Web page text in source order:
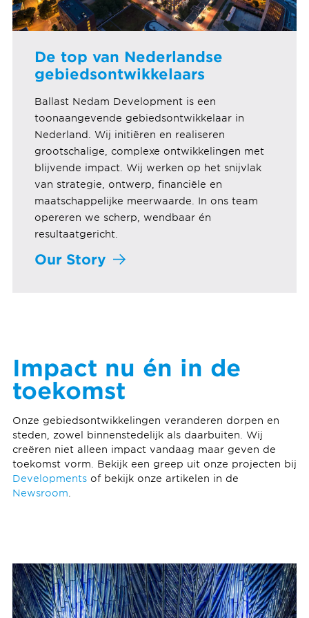
De top van Nederlandse
gebiedsontwikkelaars
Ballast Nedam Development is een
toonaangevende gebiedsontwikkelaar in
Nederland. Wij initiëren en realiseren
grootschalige, complexe ontwikkelingen met
blijvende impact. Wij werken op het snijvlak
van strategie, ontwerp, financiële en
maatschappelijke meerwaarde. In ons team
opereren we scherp, wendbaar én
resultaatgericht.
Our Story
Impact nu én in de
toekomst
Onze gebiedsontwikkelingen veranderen dorpen en
steden, zowel binnenstedelijk als daarbuiten. Wij
creëren niet alleen impact vandaag maar geven de
toekomst vorm. Bekijk een greep uit onze projecten bij
Developmentsof bekijk onze artikelen in de
Newsroom